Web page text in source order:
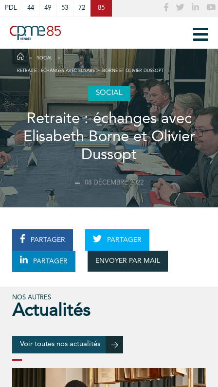
PDL 44 49 53 72 85
SOCIAL
RETRAITE : ÉCHANGES AVEC ELISABETH BORNE ET OLIVIER DUSSOPT
SOCIAL
Retraite : échanges avec
Elisabeth Borne et Olivier
Dussopt
08 DÉCEMBRE 2022
PARTAGER PARTAGER
PARTAGER ENVOYER PAR MAIL
NOS AUTRES
Actualités
Voir toutes nos actualités
Cookies management panel